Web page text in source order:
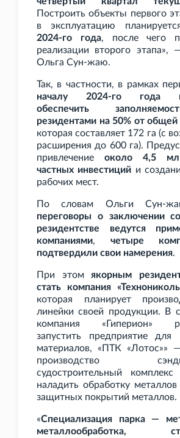
Построить объекты первого
в эксплуатацию
2024-го года, после чего
реализации второго этапа»,
Ольга Сун-жаю.
Так, в частности, в рамках
началу 2024-го года
обеспечить
резидентами на 50% от общей
которая составляет 172 га (с
расширения до 600 га).
привлечение около 4,5
частных инвестиций и
рабочих мест.
По словам Ольги Сун-
переговоры о заключении
резидентстве ведутся
компаниями, четыре
подтвердили свои намерения.
При этом якорным
стать компания
которая планирует
линейки своей продукции. В
компания «Гиперион»
запустить предприятие для
материалов, «ПТК «Лотос»»
производство
судостроительный
наладить обработку
защитных покрытий металлов.
«Специализация парка —
металлообработка,